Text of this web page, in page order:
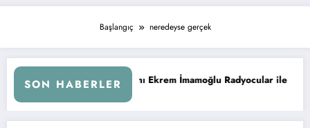
Başlangıç neredeyse gerçek
SON HABERLER
İBB Başkanı Ekrem İmamoğlu Radyocular ile Buluştu